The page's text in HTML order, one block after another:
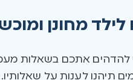
לילד מחונן
להדהים אתכם בשאלות
תיהנו לענות על